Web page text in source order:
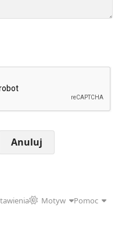
Anuluj
Motyw
Pomoc